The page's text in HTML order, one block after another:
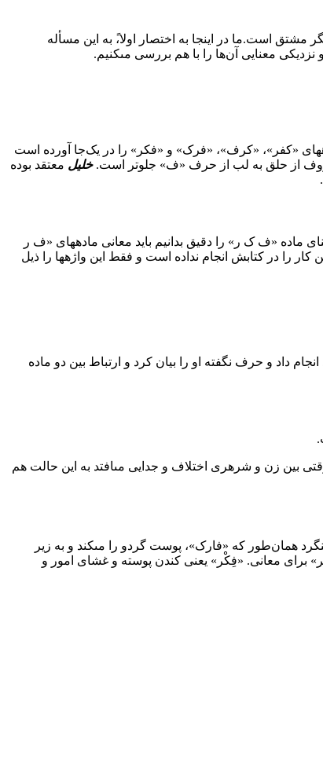
است.ما در اینجا به اختصار اولا،ً به این مسأله
معنایى آن‌ها را با هم بررسى مى‏کنیم.
«کفر»، «کرف»، «فرک» و «فکر» را در یک‌جا آورده است
حروف از حلق به لب از حرف «ف» جلوتر است. خلیل معتقد بوده
ماده «ف ک ر» را دقیق بدانیم باید معانى ماده‏هاى «ف ر
کار را در کتابش انجام نداده است و فقط این واژه‏ها را ذیل
انجام داد و حرف نگفته او را بیان کرد و ارتباط بین دو ماده
بین زن و شرهرى اختلاف و جدایى مى‏افتد به این حالت هم
همان‌طور که «فارک»، پوست گردو را مى‏کند و به زیر
براى معانى. «فِکْر» یعنى کندن پوسته و غشاى امور و